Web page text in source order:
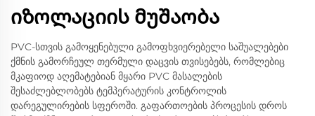
იზოლაციის მუშაობა
PVC-სთვის გამოყენებული გამოფხვიერებელი საშუალებები
ქმნის გამორჩეულ თერმული დაცვის თვისებებს, რომლებიც
მკაფიოდ აღემატებიან მყარი PVC მასალების
შესაძლებლობებს ტემპერატურის კონტროლის
დარეგულირების სფეროში. გაფართოების პროცესის დროს